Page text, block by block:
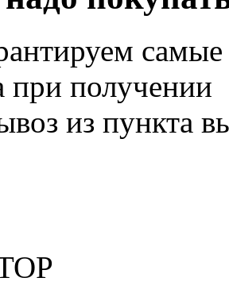
при получении
из пункта